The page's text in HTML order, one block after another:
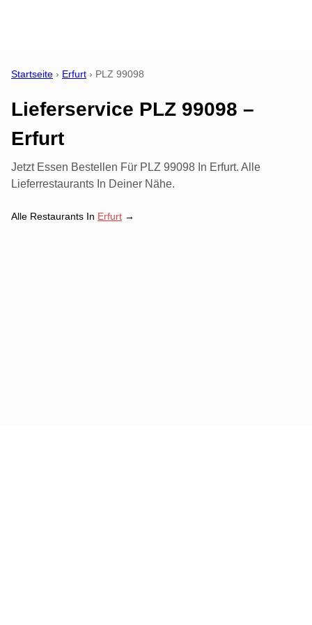
Startseite › Erfurt › PLZ 99098
Lieferservice PLZ 99098 –
Erfurt
Jetzt Essen Bestellen Für PLZ 99098 In Erfurt. Alle
Lieferrestaurants In Deiner Nähe.
Alle Restaurants In Erfurt →